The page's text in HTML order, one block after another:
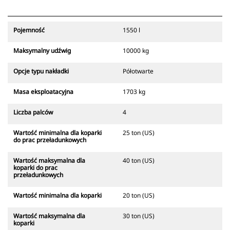
Pojemność 1550 l
Maksymalny udźwig 10000 kg
Opcje typu nakładki Półotwarte
Masa eksploatacyjna 1703 kg
Liczba palców 4
Wartość minimalna dla koparki
do prac przeładunkowych
25 ton (US)
Wartość maksymalna dla
koparki do prac
przeładunkowych
40 ton (US)
Wartość minimalna dla koparki 20 ton (US)
Wartość maksymalna dla
koparki
30 ton (US)